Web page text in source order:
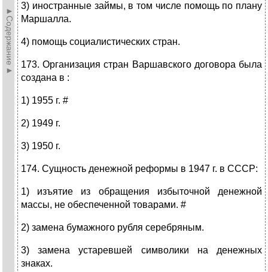
►Содержание►
3) иностранные займы, в том числе помощь по плану
Маршалла.
4) помощь социалистических стран.
173. Организация стран Варшавского договора была
создана в :
1) 1955 г. #
2) 1949 г.
3) 1950 г.
174. Сущность денежной реформы в 1947 г. в СССР:
1) изъятие из обращения избыточной денежной
массы, не обеспеченной товарами. #
2) замена бумажного рубля серебряным.
3) замена устаревшей символики на денежных
знаках.